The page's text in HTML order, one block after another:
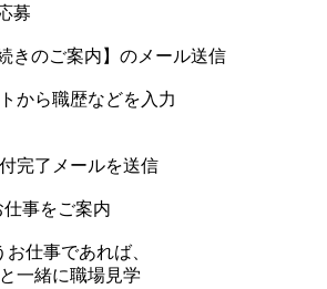
募
きのご案内】のメール送信
から職歴などを入力
完了メールを送信
事をご案内
仕事であれば、
一緒に職場見学